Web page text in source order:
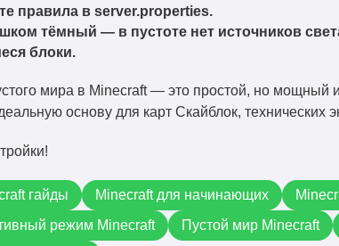
правила в server.properties.
тёмный — в пустоте нет источников
блоки.
мира в Minecraft — это простой, но мощный
основу для карт Скайблок,
гайды Minecraft для начинающих
режим Minecraft
Пустой мир Minecraft